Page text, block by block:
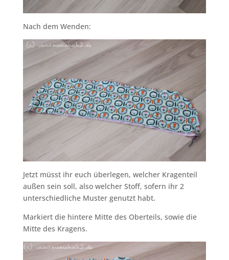
Nach dem Wenden:
Jetzt müsst ihr euch überlegen, welcher Kragenteil
außen sein soll, also welcher Stoff, sofern ihr 2
unterschiedliche Muster genutzt habt.
Markiert die hintere Mitte des Oberteils, sowie die
Mitte des Kragens.